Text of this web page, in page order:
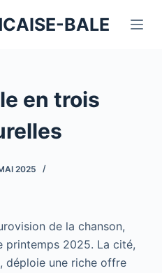
BALE
en trois
2025
de la chanson,
printemps 2025. La cité,
déploie une riche offre